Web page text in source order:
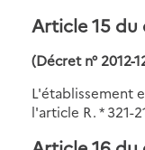
Article 15 du
(Décret n° 2012-
L'établissement
l'article R. * 321-